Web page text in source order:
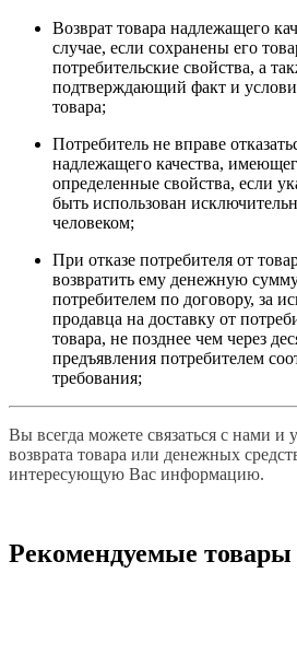
Возврат товара надлежащего
случае, если сохранены его
потребительские свойства, а
подтверждающий факт и
товара;
Потребитель не вправе
надлежащего качества,
определенные свойства, если
быть использован
человеком;
При отказе потребителя от
возвратить ему денежную
потребителем по договору, за
продавца на доставку от
товара, не позднее чем через
предъявления потребителем
требования;
Вы всегда можете связаться с нами и
возврата товара или денежных
интересующую Вас информацию.
Рекомендуемые товары